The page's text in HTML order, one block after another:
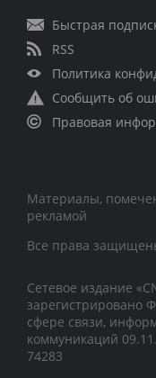
Быстрая
RSS
Политика
Сообщить об
Правовая
Материалы,
рекламой
Все права
Сетевое издание
зарегистрировано
сфере связи,
коммуникаций
74283